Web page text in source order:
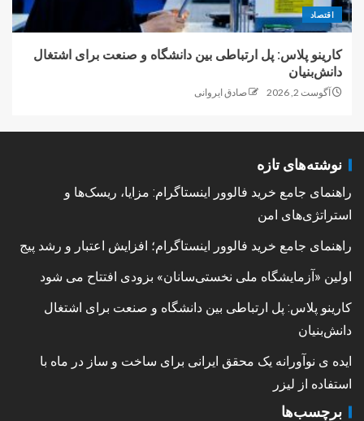
اقتصاد
کارینو پلاس: پل ارتباطی بین دانشگاه و صنعت برای اشتغال
دانش‌بنیان
آگوست 2, 2026 صادق ایروانی
نوشته‌های تازه
راهنمای جامع خرید فالوور اینستاگرام: مزایا، ریسک‌ها و
استراتژی‌های امن
راهنمای جامع خرید فالوور اینستاگرام؛ افزایش اعتبار و رشد پیج
اولین «آزمایشگاه ملی نخستی‌سانان» بزودی افتتاح می شود
کارینو پلاس: پل ارتباطی بین دانشگاه و صنعت برای اشتغال
دانش‌بنیان
ایده ی نوآورانه یک محقق ایرانی برای ساخت و ساز در ماه با
استفاده از لیزر
برچسب‌ها